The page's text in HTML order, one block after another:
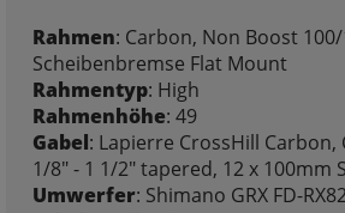
Rahmen: Carbon, Non Boost
Scheibenbremse Flat Mount
Rahmentyp: High
Rahmenhöhe: 49
Gabel: Lapierre CrossHill Carbon,
1/8" - 1 1/2" tapered, 12 x 100mm
Umwerfer: Shimano GRX FD-